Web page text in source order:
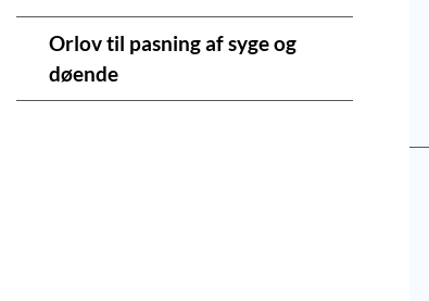
Orlov til pasning af syge og
døende